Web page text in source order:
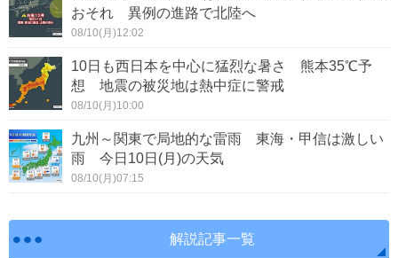
おそれ 異例の進路で北陸へ
08/10(月)12:02
10日も西日本を中心に猛烈な暑さ 熊本35℃予
想 地震の被災地は熱中症に警戒
08/10(月)10:00
九州～関東で局地的な雷雨 東海・甲信は激しい
雨 今日10日(月)の天気
08/10(月)07:15
解説記事一覧